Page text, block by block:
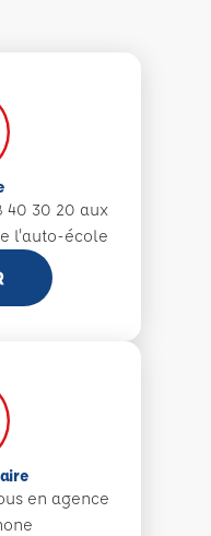
40 30 20 aux
l'auto-école
en agence